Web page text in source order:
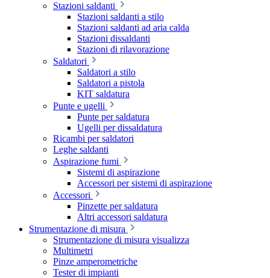
Stazioni saldanti
Stazioni saldanti a stilo
Stazioni saldanti ad aria calda
Stazioni dissaldanti
Stazioni di rilavorazione
Saldatori
Saldatori a stilo
Saldatori a pistola
KIT saldatura
Punte e ugelli
Punte per saldatura
Ugelli per dissaldatura
Ricambi per saldatori
Leghe saldanti
Aspirazione fumi
Sistemi di aspirazione
Accessori per sistemi di aspirazione
Accessori
Pinzette per saldatura
Altri accessori saldatura
Strumentazione di misura
Strumentazione di misura visualizza
Multimetri
Pinze amperometriche
Tester di impianti